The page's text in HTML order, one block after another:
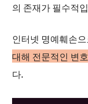
의 존재가 필수적
인터넷 명예훼손
대해 전문적인 변
다.